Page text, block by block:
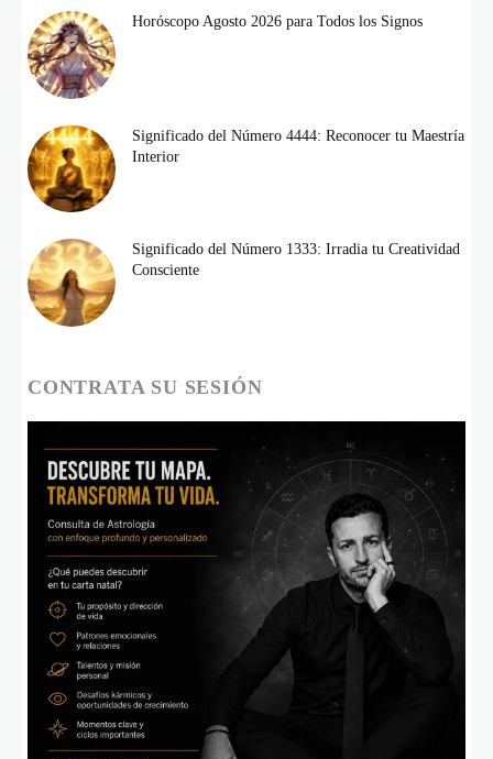
Horóscopo Agosto 2026 para Todos los Signos
Significado del Número 4444: Reconocer tu Maestría
Interior
Significado del Número 1333: Irradia tu Creatividad
Consciente
CONTRATA SU SESIÓN